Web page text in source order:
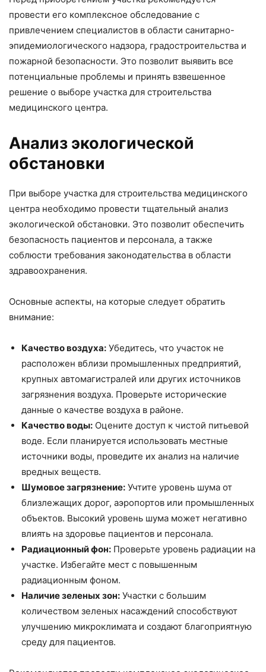
провести его комплексное обследование с
привлечением специалистов в области санитарно-
эпидемиологического надзора, градостроительства и
пожарной безопасности. Это позволит выявить все
потенциальные проблемы и принять взвешенное
решение о выборе участка для строительства
медицинского центра.
Анализ экологической
обстановки
При выборе участка для строительства медицинского
центра необходимо провести тщательный анализ
экологической обстановки. Это позволит обеспечить
безопасность пациентов и персонала, а также
соблюсти требования законодательства в области
здравоохранения.
Основные аспекты, на которые следует обратить
внимание:
Качество воздуха: Убедитесь, что участок не
расположен вблизи промышленных предприятий,
крупных автомагистралей или других источников
загрязнения воздуха. Проверьте исторические
данные о качестве воздуха в районе.
Качество воды: Оцените доступ к чистой питьевой
воде. Если планируется использовать местные
источники воды, проведите их анализ на наличие
вредных веществ.
Шумовое загрязнение: Учтите уровень шума от
близлежащих дорог, аэропортов или промышленных
объектов. Высокий уровень шума может негативно
влиять на здоровье пациентов и персонала.
Радиационный фон: Проверьте уровень радиации на
участке. Избегайте мест с повышенным
радиационным фоном.
Наличие зеленых зон: Участки с большим
количеством зеленых насаждений способствуют
улучшению микроклимата и создают благоприятную
среду для пациентов.